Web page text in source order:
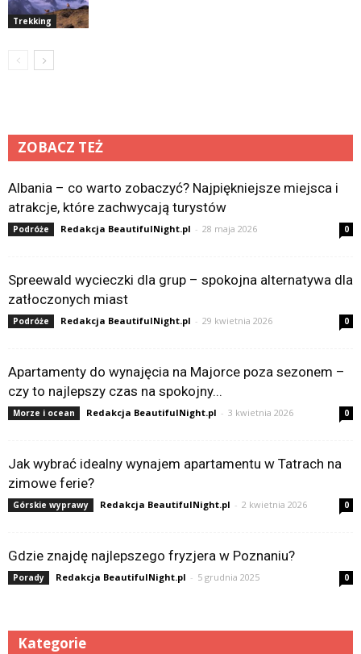
Trekking
ZOBACZ TEŻ
Albania – co warto zobaczyć? Najpiękniejsze miejsca i
atrakcje, które zachwycają turystów
Podróże Redakcja BeautifulNight.pl - 28 maja 2026 0
Spreewald wycieczki dla grup – spokojna alternatywa dla
zatłoczonych miast
Podróże Redakcja BeautifulNight.pl - 29 kwietnia 2026 0
Apartamenty do wynajęcia na Majorce poza sezonem –
czy to najlepszy czas na spokojny...
Morze i ocean Redakcja BeautifulNight.pl - 3 kwietnia 2026 0
Jak wybrać idealny wynajem apartamentu w Tatrach na
zimowe ferie?
Górskie wyprawy Redakcja BeautifulNight.pl - 2 kwietnia 2026 0
Gdzie znajdę najlepszego fryzjera w Poznaniu?
Porady Redakcja BeautifulNight.pl - 5 grudnia 2025 0
Kategorie